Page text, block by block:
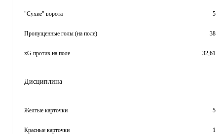
"Сухие" ворота 5
Пропущенные голы (на поле) 38
xG против на поле 32,61
Дисциплина
Желтые карточки 5
Красные карточки 1